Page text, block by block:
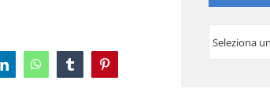
LinkedInWhatsAppTumblrPinterest